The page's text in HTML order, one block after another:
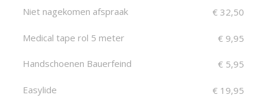
Niet nagekomen afspraak € 32,50
Medical tape rol 5 meter € 9,95
Handschoenen Bauerfeind € 5,95
Easylide € 19,95